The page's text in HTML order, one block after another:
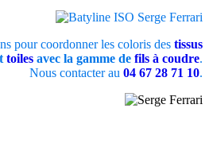
pour coordonner les coloris des tissus
toiles avec la gamme de fils à coudre.
Nous contacter au 04 67 28 71 10.